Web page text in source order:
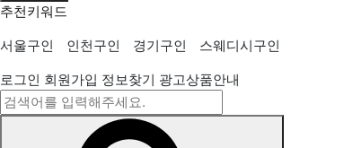
추천키워드
서울구인
인천구인 경기구인
스웨디시구인
로그인 회원가입 정보찾기 광고상품안내